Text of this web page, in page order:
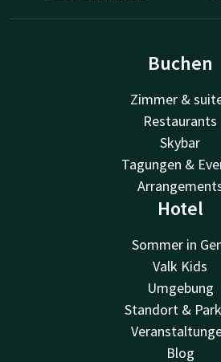
Buchen
Zimmer &
Restaurants
Skybar
Tagungen &
Hotel
Sommer in
Valk Kids
Umgebung
Standort &
Blog